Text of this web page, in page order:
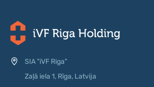
SIA "iVF Riga"
Zaļā iela 1, Rīga, Latvija